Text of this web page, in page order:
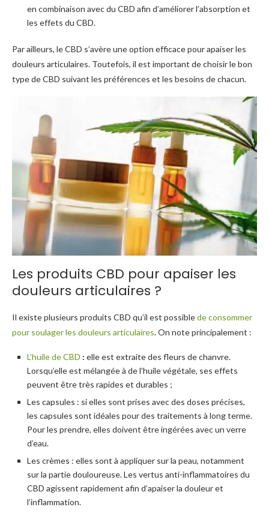
en combinaison avec du CBD afin d’améliorer l’absorption et
les effets du CBD.
Par ailleurs, le CBD s’avère une option efficace pour apaiser les
douleurs articulaires. Toutefois, il est important de choisir le bon
type de CBD suivant les préférences et les besoins de chacun.
Les produits CBD pour apaiser les
douleurs articulaires ?
Il existe plusieurs produits CBD qu’il est possiblede consommer
pour soulager les douleurs articulaires. On note principalement :
L’huile de CBD : elle est extraite des fleurs de chanvre.
Lorsqu’elle est mélangée à de l’huile végétale, ses effets
peuvent être très rapides et durables ;
Les capsules : si elles sont prises avec des doses précises,
les capsules sont idéales pour des traitements à long terme.
Pour les prendre, elles doivent être ingérées avec un verre
d’eau.
Les crèmes : elles sont à appliquer sur la peau, notamment
sur la partie douloureuse. Les vertus anti-inflammatoires du
CBD agissent rapidement afin d’apaiser la douleur et
l’inflammation.